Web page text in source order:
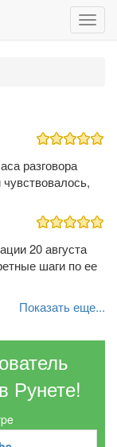
разговора
20 августа
шаги по ее
Показать еще...
Рунете!